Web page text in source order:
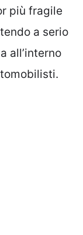
più fragile
a serio
all’interno